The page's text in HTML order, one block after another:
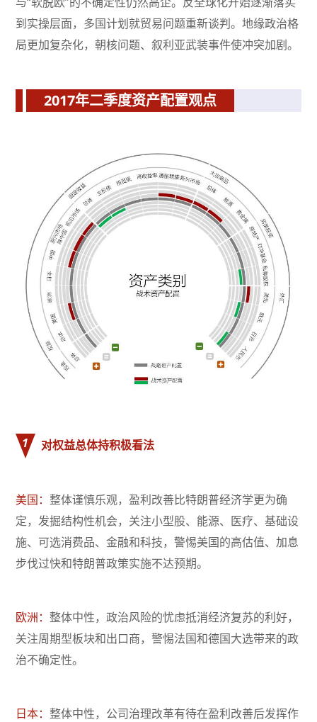
到实操层面，多国计划就贸易问题重新谈判。地缘政治格
局更加复杂化，朝核问题、叙利亚武装事件使冲突加剧。
2017年二季度资产配置观点
1 对权益总体持积极看法
美国： 整体谨慎乐观，盈利改善比特朗普经济学更为确
定，发掘结构性机会，关注小型股、能源、医疗、基础设
施、可选消费品、金融和科技，警惕美国的高估值、加息
步伐过快和特朗普政策实施不达预期。
欧洲： 整体中性，政治风险的忧虑抵消经济复苏的利好，
关注周期型板块和出口商，警惕法国和德国大选带来的政
治不确定性。
日本： 整体中性，公司治理改革有待在盈利改善后发挥作